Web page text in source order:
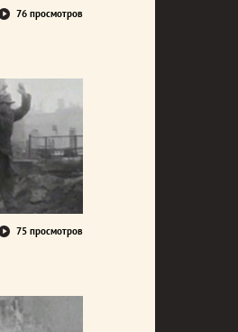
76 просмотров
75 просмотров